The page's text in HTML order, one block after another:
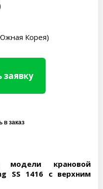
Корея)
модели крановой
SS 1416 с верхним